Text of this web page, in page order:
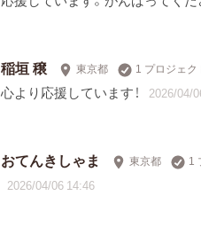
稲垣 穣 東京都 1 プロジェク
心より応援しています！ 2026/04/
おてんきしゃま 東京都 1
2026/04/06 14:46